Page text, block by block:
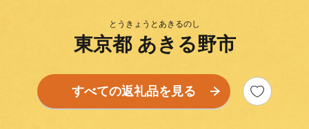
とうきょうとあきるのし
東京都 あきる野市
すべての返礼品を見る